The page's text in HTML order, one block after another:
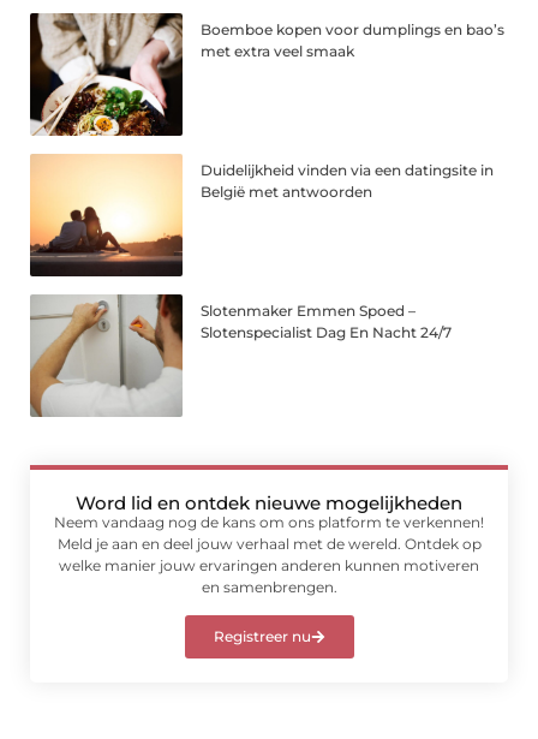
Boemboe kopen voor dumplings en bao’s
met extra veel smaak
Duidelijkheid vinden via een datingsite in
België met antwoorden
Slotenmaker Emmen Spoed –
Slotenspecialist Dag En Nacht 24/7
Word lid en ontdek nieuwe mogelijkheden
Neem vandaag nog de kans om ons platform te verkennen!
Meld je aan en deel jouw verhaal met de wereld. Ontdek op
welke manier jouw ervaringen anderen kunnen motiveren
en samenbrengen.
Registreer nu